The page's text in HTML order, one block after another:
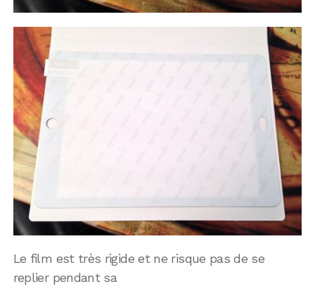
Le film est très rigide et ne risque pas de se
replier pendant sa